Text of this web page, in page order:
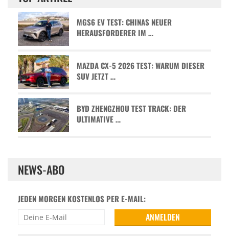
MGS6 EV TEST: CHINAS NEUER
HERAUSFORDERER IM …
MAZDA CX-5 2026 TEST: WARUM DIESER
SUV JETZT …
BYD ZHENGZHOU TEST TRACK: DER
ULTIMATIVE …
NEWS-ABO
JEDEN MORGEN KOSTENLOS PER E-MAIL: